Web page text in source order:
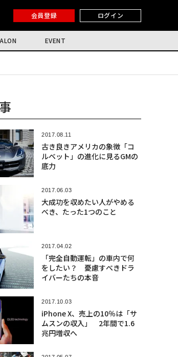
会員登録 ログイン
EVENT
2017.08.11
古き良きアメリカの象徴「コ
ルベット」の進化に見るGMの
底力
2017.06.03
大成功を収めたい人がやめる
べき、たった1つのこと
2017.04.02
「完全自動運転」の車内で何
をしたい？ 憂慮すべきドラ
イバーたちの本音
2017.10.03
iPhone X、売上の10％は「サ
ムスンの収入」 2年間で1.6
兆円増収へ